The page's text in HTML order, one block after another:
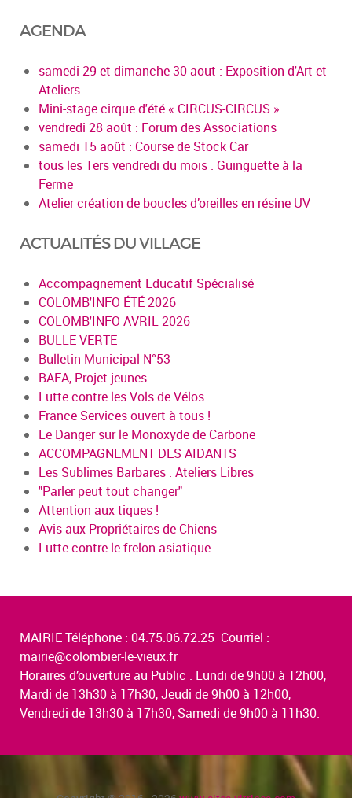
AGENDA
samedi 29 et dimanche 30 aout : Exposition d'Art et
Ateliers
Mini-stage cirque d'été « CIRCUS-CIRCUS »
vendredi 28 août : Forum des Associations
samedi 15 août : Course de Stock Car
tous les 1ers vendredi du mois : Guinguette à la
Ferme
Atelier création de boucles d’oreilles en résine UV
ACTUALITÉS DU VILLAGE
Accompagnement Educatif Spécialisé
COLOMB'INFO ÉTÉ 2026
COLOMB'INFO AVRIL 2026
BULLE VERTE
Bulletin Municipal N°53
BAFA, Projet jeunes
Lutte contre les Vols de Vélos
France Services ouvert à tous !
Le Danger sur le Monoxyde de Carbone
ACCOMPAGNEMENT DES AIDANTS
Les Sublimes Barbares : Ateliers Libres
"Parler peut tout changer"
Attention aux tiques !
Avis aux Propriétaires de Chiens
Lutte contre le frelon asiatique
MAIRIE Téléphone : 04.75.06.72.25 Courriel :
mairie@colombier-le-vieux.fr
Horaires d’ouverture au Public : Lundi de 9h00 à 12h00,
Mardi de 13h30 à 17h30, Jeudi de 9h00 à 12h00,
Vendredi de 13h30 à 17h30, Samedi de 9h00 à 11h30.